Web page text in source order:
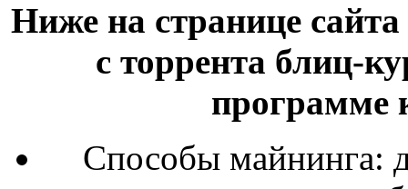
Ниже на странице
с торрента блиц-
программе
Способы майнинга: